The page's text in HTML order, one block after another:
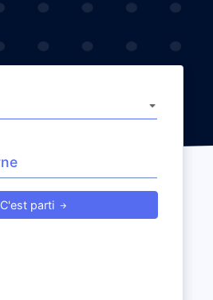
C'est parti